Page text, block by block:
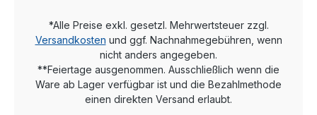
*Alle Preise exkl. gesetzl. Mehrwertsteuer zzgl.
Versandkosten und ggf. Nachnahmegebühren, wenn
nicht anders angegeben.
**Feiertage ausgenommen. Ausschließlich wenn die
Ware ab Lager verfügbar ist und die Bezahlmethode
einen direkten Versand erlaubt.